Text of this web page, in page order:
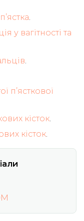
.
у вагітності та
п’ясткової
кісток.
кісток.